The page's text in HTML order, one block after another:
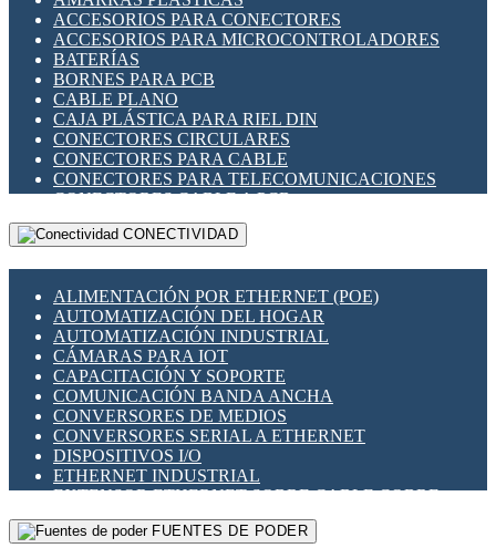
INDICADORES PARA PANEL
INTERFACES DE RELÉ
INTERRUPTORES FIN DE CARRERA
LLAVES CONMUTADORAS
MEDIDORES DE ENERGÍA Y TC'S DE CORRIENTE
MOTORES PASO A PASO
PANTALLAS HMI
PLC -CONTROLADORES LÓGICO PROGRAMABLES
PROGRAMADORES DE HORARIO
RELÉS DE PROTECCIÓN
SENSORES CAPACITIVOS
SENSORES INDUCTIVOS
TEMPORIZADORES
VARIACS
VARIADORES DE FRECUENCIA [VDF]
SECCIONADORES - INTERRUPTORES
MAQUINARIA
ACCESORIOS PARA CONECTORES
ACCESORIOS PARA MICROCONTROLADORES
BATERÍAS
BORNES PARA PCB
CABLE PLANO
CAJA PLÁSTICA PARA RIEL DIN
CONECTORES CIRCULARES
CONECTORES PARA CABLE
CONECTORES PARA TELECOMUNICACIONES
CONECTORES CABLE A PCB
CONECTORES PCB A CABLE
DIP SWITCHES
HERRAMIENTAS VARIAS
ILUMINACIÓN LED
INTERRUPTORES REED
INTERFACES DE RELÉ
OTROS RELÉS
PROTECCIÓN TÉRMICA
RELÉS AUTOMOTRICES
RELÉS DE SEÑAL
RELÉS DE ESTADO SÓLIDO SSR
RELÉS INDUSTRIALES
RELÉS MINIATURA DE POTENCIA
SENSORES MAGNÉTICOS
CONECTIVIDAD
ALIMENTACIÓN POR ETHERNET (POE)
AUTOMATIZACIÓN DEL HOGAR
AUTOMATIZACIÓN INDUSTRIAL
CÁMARAS PARA IOT
CAPACITACIÓN Y SOPORTE
COMUNICACIÓN BANDA ANCHA
CONVERSORES DE MEDIOS
CONVERSORES SERIAL A ETHERNET
DISPOSITIVOS I/O
ETHERNET INDUSTRIAL
EXTENSOR ETHERNET SOBRE CABLE COBRE
GATEWAY LORAWAN
GESTIÓN DE REDESFUENTES DE PODER